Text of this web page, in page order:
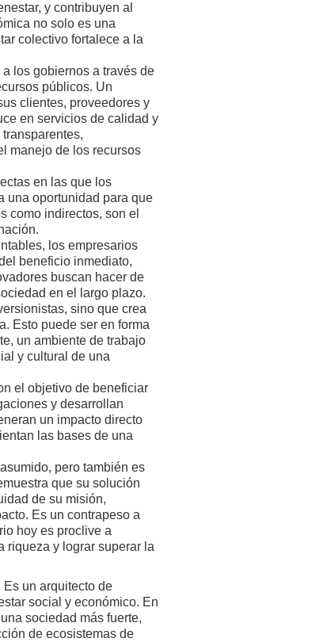
y contribuyen al
no solo es una
colectivo fortalece a la
los gobiernos a través de
públicos. Un
clientes, proveedores y
en servicios de calidad y
manejo de los recursos
en las que los
una oportunidad para que
como indirectos, son el
los empresarios
beneficio inmediato,
buscan hacer de
en el largo plazo.
sino que crea
Esto puede ser en forma
un ambiente de trabajo
y cultural de una
el objetivo de beneficiar
y desarrollan
un impacto directo
las bases de una
pero también es
que su solución
de su misión,
Es un contrapeso a
hoy es proclive a
riqueza y lograr superar la
un arquitecto de
social y económico. En
sociedad más fuerte,
de ecosistemas de